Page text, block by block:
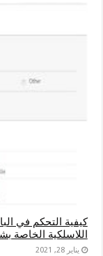
اللاسلكية الخاصة
يناير 28, 2021